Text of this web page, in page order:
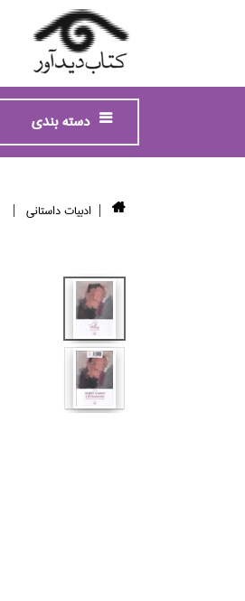
دسته بندی
ادبيات داستاني